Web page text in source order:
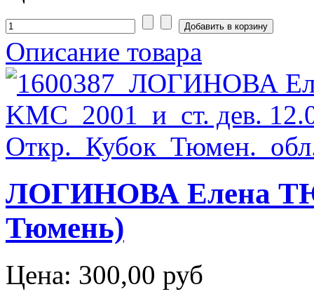
Описание товара
ЛОГИНОВА Елена
Тюмень)
Цена: 300,00 руб